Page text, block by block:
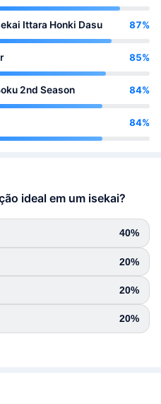
Ittara Honki Dasu 87%
85%
2nd Season 84%
84%
ideal em um isekai?
40%
20%
20%
20%